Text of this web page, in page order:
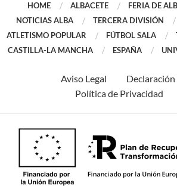
HOME ALBACETE
FERIA DE
NOTICIAS ALBA
TERCERA DIVISIÓN
ATLETISMO POPULAR
FÚTBOL SALA
CASTILLA-LA MANCHA
ESPAÑA
Aviso Legal
Política de Privacidad